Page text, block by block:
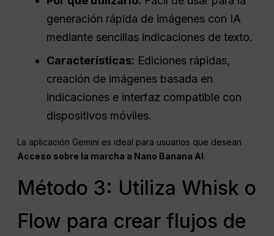
generación rápida de imágenes con IA
mediante sencillas indicaciones de texto.
Características: Ediciones rápidas,
creación de imágenes basada en
indicaciones e interfaz compatible con
dispositivos móviles.
La aplicación Gemini es ideal para usuarios que desean
Acceso sobre la marcha a Nano Banana AI.
Método 3: Utiliza Whisk o
Flow para crear flujos de